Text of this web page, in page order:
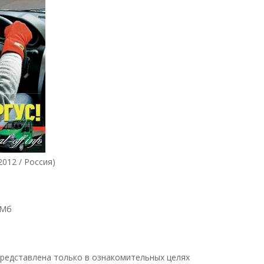
/ Россия)
только в ознакомительных целях